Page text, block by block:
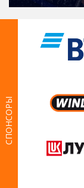
СПОНСОРЫ